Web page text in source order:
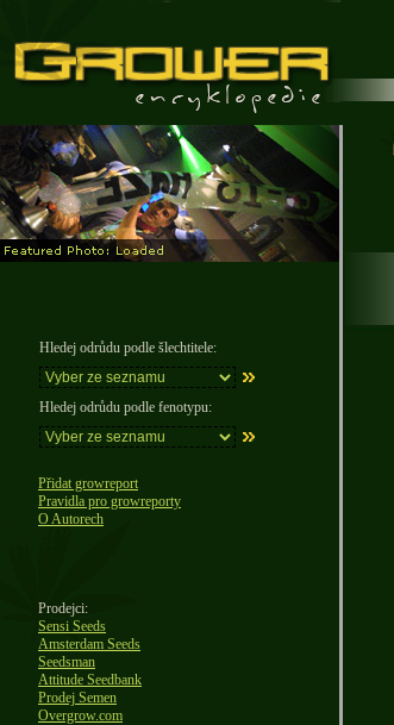
Hledej odrůdu podle šlechtitele:
Hledej odrůdu podle fenotypu:
Přidat growreport
Pravidla pro growreporty
O Autorech
Prodejci:
Sensi Seeds
Amsterdam Seeds
Seedsman
Attitude Seedbank
Prodej Semen
Overgrow.com